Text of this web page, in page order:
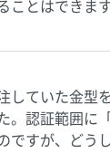
ことはできま
していた金型
。認証範囲に
ですが、どう